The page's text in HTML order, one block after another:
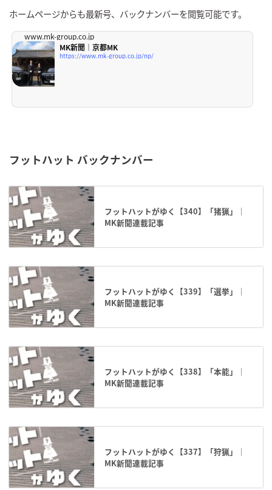
ホームページからも最新号、バックナンバーを閲覧可能です。
www.mk-group.co.jp
MK新聞｜京都MK
https://www.mk-group.co.jp/np/
フットハット バックナンバー
フットハットがゆく【340】「猪猟」｜
MK新聞連載記事
フットハットがゆく【339】「選挙」｜
MK新聞連載記事
フットハットがゆく【338】「本能」｜
MK新聞連載記事
フットハットがゆく【337】「狩猟」｜
MK新聞連載記事